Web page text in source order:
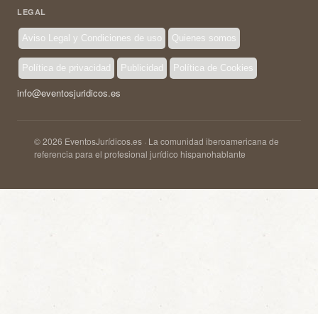
LEGAL
Aviso Legal y Condiciones de uso Quienes somos
Política de privacidad Publicidad Política de Cookies
info@eventosjuridicos.es
© 2026 EventosJurídicos.es · La comunidad iberoamericana de
referencia para el profesional jurídico hispanohablante